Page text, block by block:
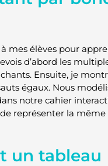
mes élèves pour
d’abord les
Ensuite, je
égaux. Nous
notre cahier
représenter la
un tableau